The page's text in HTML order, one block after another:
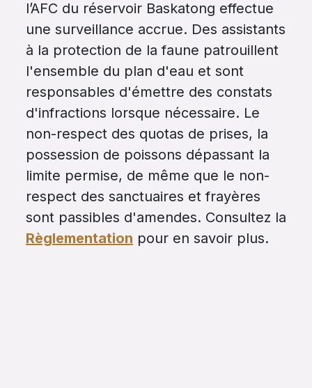
l’AFC du réservoir Baskatong effectue
une surveillance accrue. Des assistants
à la protection de la faune patrouillent
l'ensemble du plan d'eau et sont
responsables d'émettre des constats
d'infractions lorsque nécessaire. Le
non-respect des quotas de prises, la
possession de poissons dépassant la
limite permise, de même que le non-
respect des sanctuaires et frayères
sont passibles d'amendes. Consultez la
Règlementation pour en savoir plus.